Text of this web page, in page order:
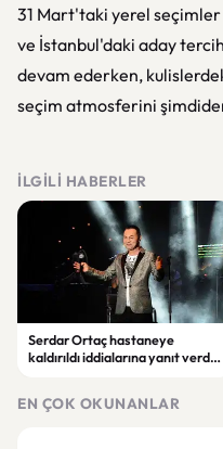
31 Mart'taki yerel
ve İstanbul'daki aday
devam ederken,
seçim atmosferini
İLGILI HABERLER
Serdar Ortaç hastaneye
kaldırıldı iddialarına yanıt verdi:
EN ÇOK OKUNANLAR